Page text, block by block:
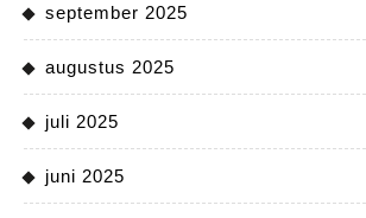
september 2025
augustus 2025
juli 2025
juni 2025